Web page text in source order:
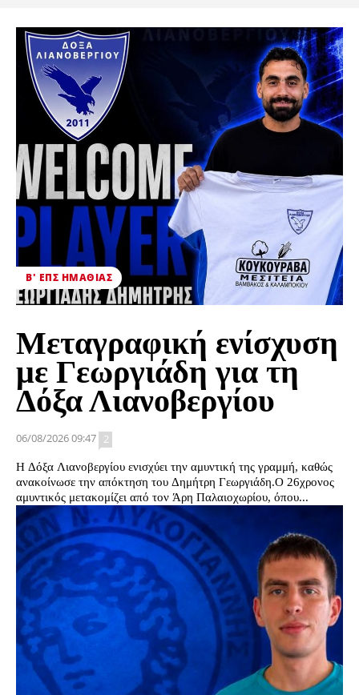
Β' ΕΠΣ ΗΜΑΘΊΑΣ
Μεταγραφική ενίσχυση
με Γεωργιάδη για τη
Δόξα Λιανοβεργίου
06/08/2026 09:47 2
Η Δόξα Λιανοβεργίου ενισχύει την αμυντική της γραμμή, καθώς
ανακοίνωσε την απόκτηση του Δημήτρη Γεωργιάδη.Ο 26χρονος
αμυντικός μετακομίζει από τον Άρη Παλαιοχωρίου, όπου...